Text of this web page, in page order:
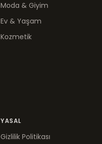
Moda & Giyim
Ev & Yaşam
Kozmetik
YASAL
Gizlilik Politikası